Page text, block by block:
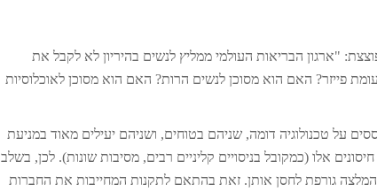
מפוצצת: "ארגון הבריאות העולמי ממליץ לנשים בהיריון לא לקבל את
פייזר? האם הוא מסוכן לנשים הרות? האם הוא מסוכן לאוכלוסיות
על טכנולוגיה דומה, שניהם בטוחים, ושניהם יעילים מאוד במניעת
אלו (כמקובל בניסויים קליניים רבים, מסיבות שונות). לכן, בשלב
גורפת לחסן אותן. זאת בהתאם לתקנות המחייבות את החברות